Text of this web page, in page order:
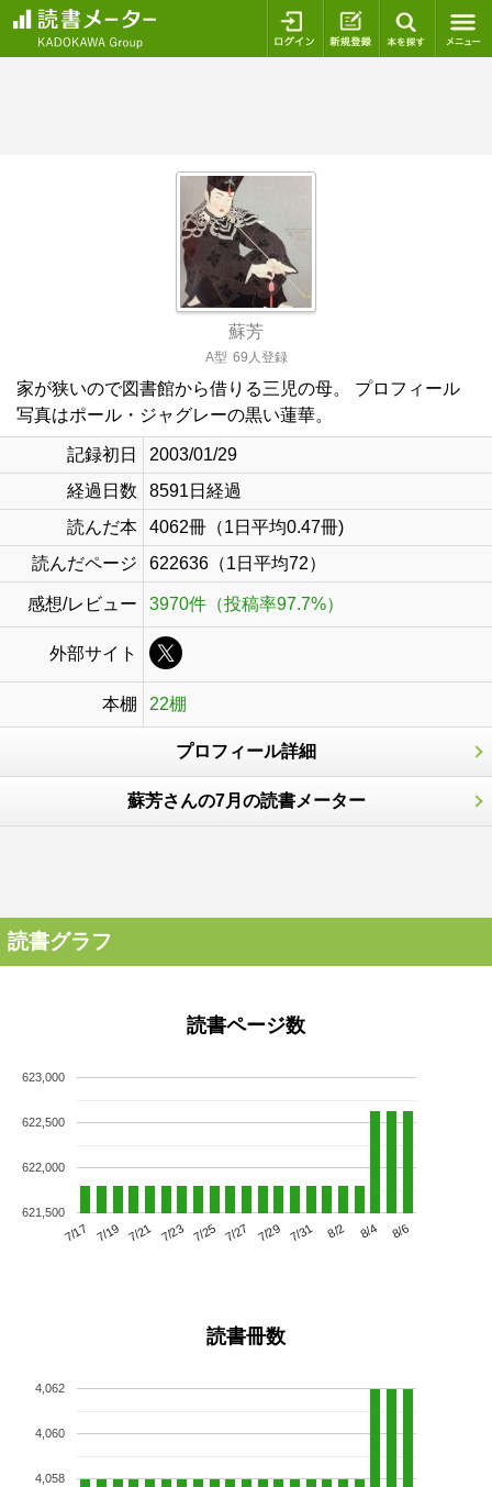
ログイン 新規登録
蘇芳
A型 69人登録
家が狭いので図書館から借りる三児の母。 プロフィール
写真はポール・ジャグレーの黒い蓮華。
記録初日
2003/01/29
経過日数
8591日経過
読んだ本
4062冊（1日平均0.47冊)
読んだページ
622636（1日平均72）
感想/レビュー 3970件（投稿率97.7%）
外部サイト
本棚 22棚
プロフィール詳細
蘇芳さんの7月の読書メーター
読書グラフ
読書ページ数
7/17 7/19 7/21 7/23 7/25 7/27 7/29 7/31 8/2 8/4 8/6
621,500
622,000
622,500
623,000
読書冊数
4,058
4,060
4,062